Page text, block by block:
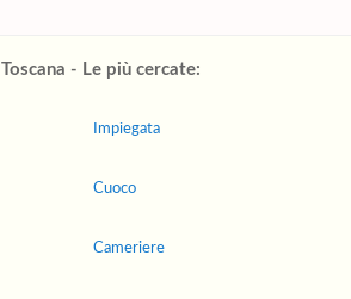
- Le più cercate:
Impiegata
Cuoco
Cameriere